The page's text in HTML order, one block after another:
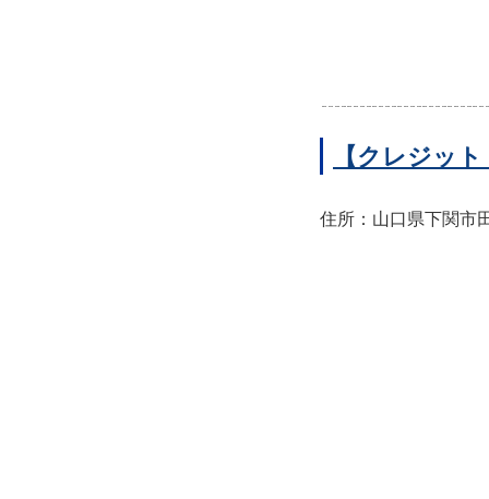
【クレジッ
住所：山口県下関市